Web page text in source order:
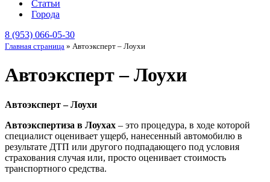
Статьи
Города
8 (953) 066-05-30
Главная страница » Автоэксперт – Лоухи
Автоэксперт – Лоухи
Автоэксперт – Лоухи
Автоэкспертиза в Лоухах – это процедура, в ходе которой
специалист оценивает ущерб, нанесенный автомобилю в
результате ДТП или другого подпадающего под условия
страхования случая или, просто оценивает стоимость
транспортного средства.